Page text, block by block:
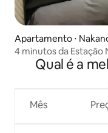
Apartamento ⋅
4 minutos da Estação
ァミリ.Qual é a
Mês